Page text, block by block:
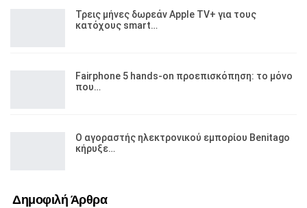
Τρεις μήνες δωρεάν Apple TV+ για τους
κατόχους smart…
Fairphone 5 hands-on προεπισκόπηση: το μόνο
που…
Ο αγοραστής ηλεκτρονικού εμπορίου Benitago
κήρυξε…
Δημοφιλή Άρθρα